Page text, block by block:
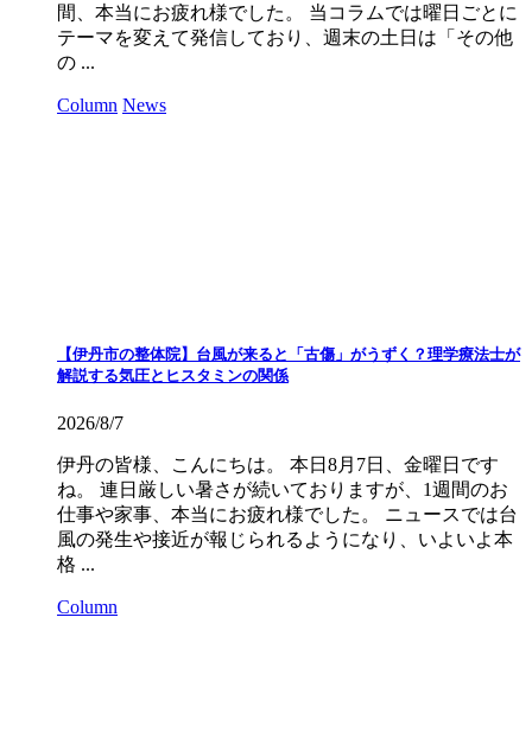
間、本当にお疲れ様でした。 当コラムでは曜日ごとに
テーマを変えて発信しており、週末の土日は「その他
の ...
Column News
【伊丹市の整体院】台風が来ると「古傷」がうずく？理学療法士が
解説する気圧とヒスタミンの関係
2026/8/7
伊丹の皆様、こんにちは。 本日8月7日、金曜日です
ね。 連日厳しい暑さが続いておりますが、1週間のお
仕事や家事、本当にお疲れ様でした。 ニュースでは台
風の発生や接近が報じられるようになり、いよいよ本
格 ...
Column